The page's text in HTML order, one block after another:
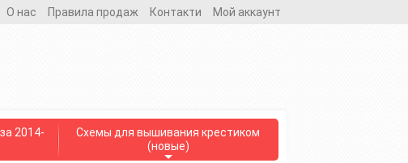
О нас Правила продаж Контакти Мой аккаунт
2014-
Схемы для вышивания крестиком
(новые)